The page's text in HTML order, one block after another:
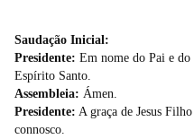
Saudação Inicial:
Presidente: Em nome do Pai e
Espírito Santo.
Assembleia: Ámen.
Presidente: A graça de Jesus
connosco.